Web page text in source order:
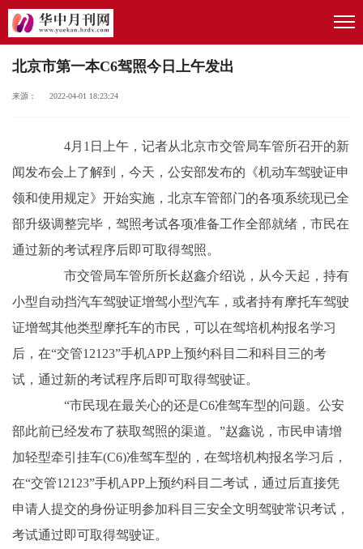
北京市第一本C6驾照今日上午发出
来源： 2022-04-01 18:23:24
4月1日上午，记者从北京市交管局车管所召开的新
闻发布会上了解到，今天，公安部发布的《机动车驾驶证申
领和使用规定》开始实施，北京车管部门的各项系统现已全
部升级调整完毕，驾照考试各项准备工作全部就绪，市民在
通过新的考试程序后即可取得驾照。
市交管局车管所所长赵鑫介绍说，从今天起，持有
小型自动挡汽车驾驶证增驾小型汽车，或者持有摩托车驾驶
证增驾其他类型摩托车的市民，可以在驾培机构报名学习
后，在“交管12123”手机APP上预约科目二和科目三的考
试，通过新的考试程序后即可取得驾驶证。
“市民现在最关心的还是C6准驾车型的问题。公安
部此前已经发布了获取驾照的渠道。”赵鑫说，市民申请增
加轻型牵引挂车(C6)准驾车型的，在驾培机构报名学习后，
在“交管12123”手机APP上预约科目二考试，通过后直接凭
申请人提交的身份证明参加科目三安全文明驾驶常识考试，
考试通过即可取得驾驶证。